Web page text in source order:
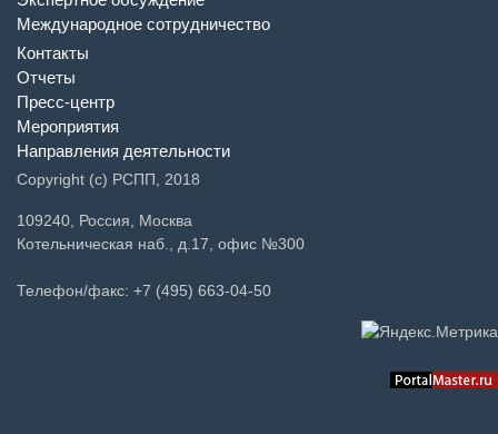
Международное сотрудничество
Контакты
Отчеты
Пресс-центр
Мероприятия
Направления деятельности
Copyright (c) РСПП, 2018
109240, Россия, Москва
Котельническая наб., д.17, офис №300
Телефон/факс: +7 (495) 663-04-50